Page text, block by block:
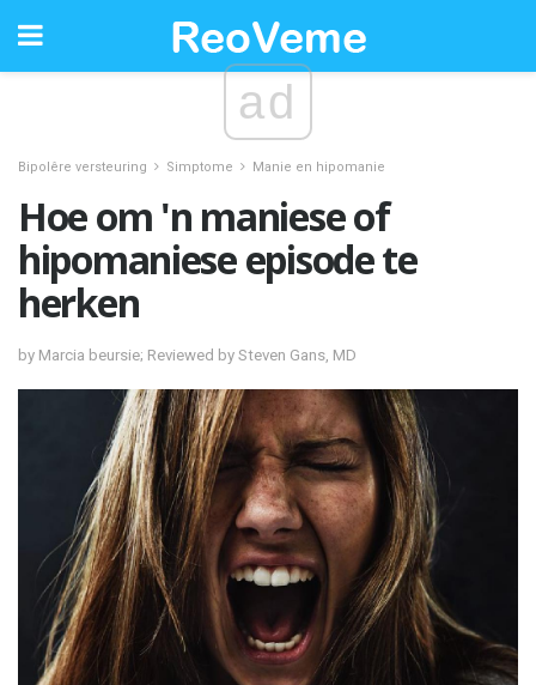
ad
Bipolêre versteuring Simptome Manie en hipomanie
Hoe om 'n maniese of
hipomaniese episode te
herken
by Marcia beursie; Reviewed by Steven Gans, MD